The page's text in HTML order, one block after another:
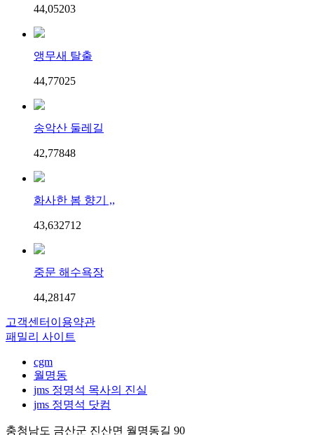
44,05203
앵무새 탈출
44,77025
송악산 둘레길
42,77848
화사한 봄 향기 ,,
43,632712
중문 해수욕장
44,28147
고객센터 이용약관
패밀리 사이트
cgm
월명동
jms 정명석 목사의 진실
jms 정명석 닷컴
충청남도 금산군 진산면 월명동길 90